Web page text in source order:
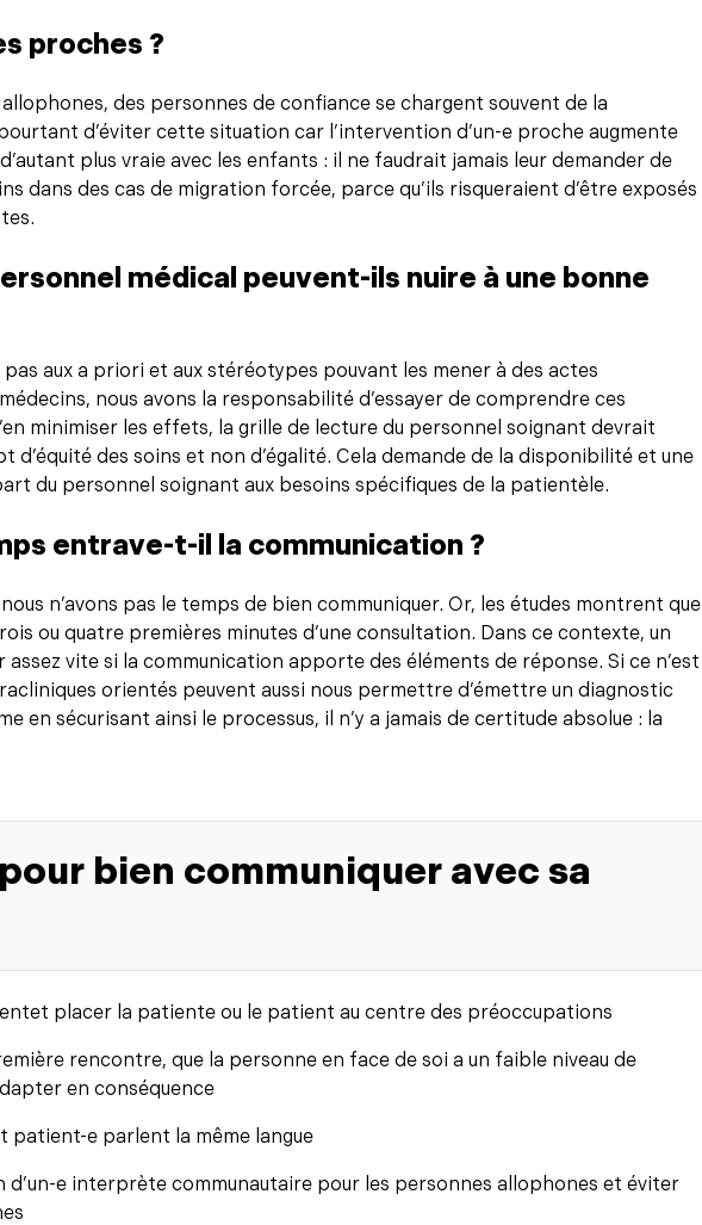
proches ?
des personnes de confiance se chargent souvent de la
d’éviter cette situation car l’intervention d’un-e proche augmente
plus vraie avec les enfants : il ne faudrait jamais leur demander de
dans des cas de migration forcée, parce qu’ils risqueraient d’être exposés
médical peuvent-ils nuire à une bonne
aux a priori et aux stéréotypes pouvant les mener à des actes
nous avons la responsabilité d’essayer de comprendre ces
minimiser les effets, la grille de lecture du personnel soignant devrait
d’équité des soins et non d’égalité. Cela demande de la disponibilité et une
du personnel soignant aux besoins spécifiques de la patientèle.
entrave-t-il la communication ?
n’avons pas le temps de bien communiquer. Or, les études montrent que
ou quatre premières minutes d’une consultation. Dans ce contexte, un
vite si la communication apporte des éléments de réponse. Si ce n’est
orientés peuvent aussi nous permettre d’émettre un diagnostic
en sécurisant ainsi le processus, il n’y a jamais de certitude absolue : la
bien communiquer avec sa
placer la patiente ou le patient au centre des préoccupations
rencontre, que la personne en face de soi a un faible niveau de
en conséquence
patient-e parlent la même langue
d’un-e interprète communautaire pour les personnes allophones et éviter